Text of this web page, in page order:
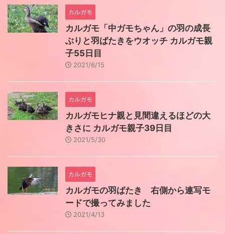
カルガモ
カルガモ「中ガモちゃん」の羽の成長
ぶりと羽ばたきをウオッチ カルガモ親
子55日目
2021/6/15
カルガモ
カルガモヒナ親と見間違えるほどの大
きさに カルガモ親子39日目
2021/5/30
カルガモ
カルガモの羽ばたき 右側から連写モ
ードで撮ってみました
2021/4/13